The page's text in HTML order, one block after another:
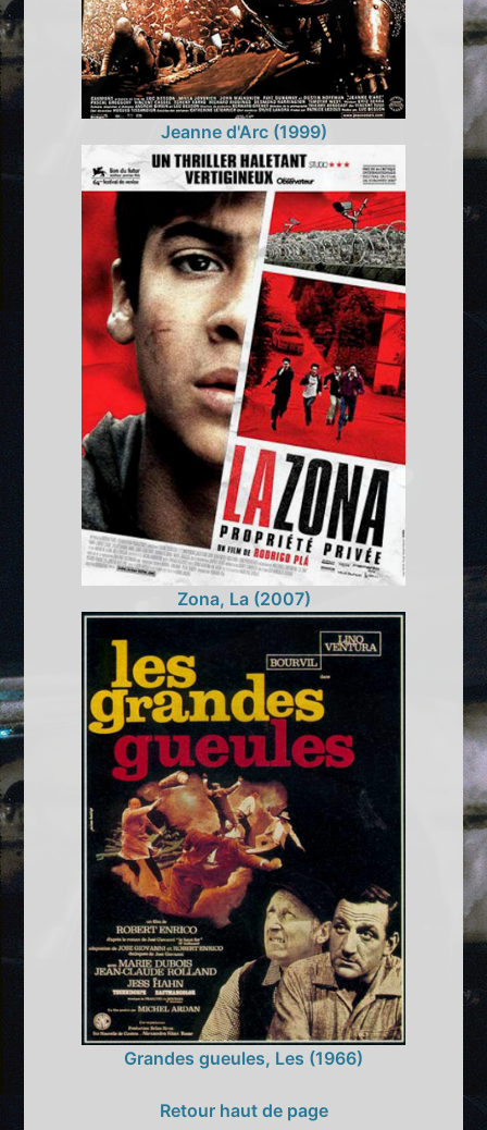
Jeanne d'Arc (1999)
Zona, La (2007)
Grandes gueules, Les (1966)
Retour haut de page